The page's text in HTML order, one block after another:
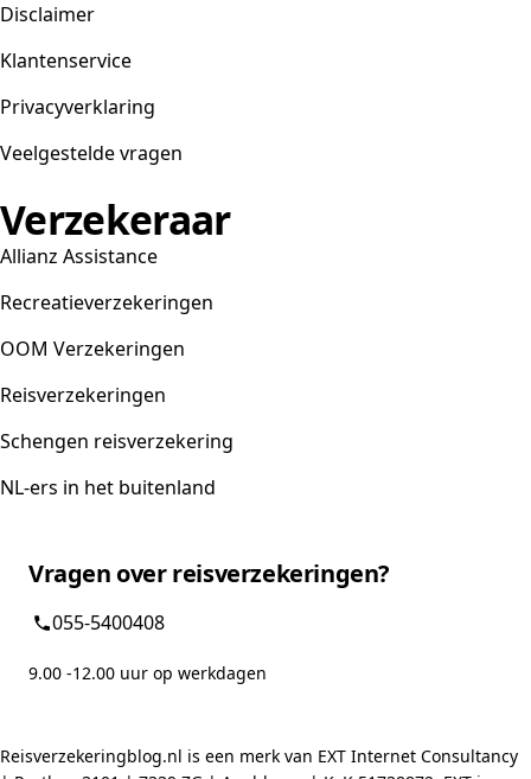
Disclaimer
Klantenservice
Privacyverklaring
Veelgestelde vragen
Verzekeraar
Allianz Assistance
Recreatieverzekeringen
OOM Verzekeringen
Reisverzekeringen
Schengen reisverzekering
NL-ers in het buitenland
Vragen over reisverzekeringen?
055-5400408
9.00 -12.00 uur op werkdagen
Reisverzekeringblog.nl is een merk van EXT Internet Consultancy